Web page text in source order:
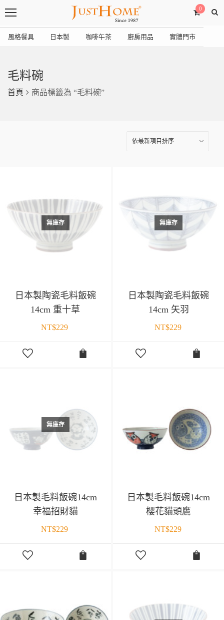
0
風格餐具 日本製 咖啡午茶 廚房用品 實體門市
毛料碗
首頁 商品標籤為 “毛料碗”
無庫存
日本製陶瓷毛料飯碗
14cm 重十草
NT$229
無庫存
日本製陶瓷毛料飯碗
14cm 矢羽
NT$229
無庫存
日本製毛料飯碗14cm
幸福招財貓
NT$229
日本製毛料飯碗14cm
櫻花貓頭鷹
NT$229